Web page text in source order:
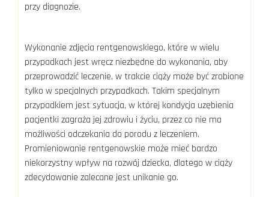
przy diagnozie.
Wykonanie zdjęcia rentgenowskiego, które w wielu
przypadkach jest wręcz niezbędne do wykonania, aby
przeprowadzić leczenie, w trakcie ciąży może być zrobione
tylko w specjalnych przypadkach. Takim specjalnym
przypadkiem jest sytuacja, w której kondycja uzębienia
pacjentki zagraża jej zdrowiu i życiu, przez co nie ma
możliwości odczekania do porodu z leczeniem.
Promieniowanie rentgenowskie może mieć bardzo
niekorzystny wpływ na rozwój dziecka, dlatego w ciąży
zdecydowanie zalecane jest unikanie go.